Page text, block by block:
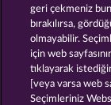
MAGIC BOOK 6
Hüküm ve
geri çekmeniz
bırakılırsa,
olmayabilir.
için web
tıklayarak
[veya varsa web
Seçimleriniz